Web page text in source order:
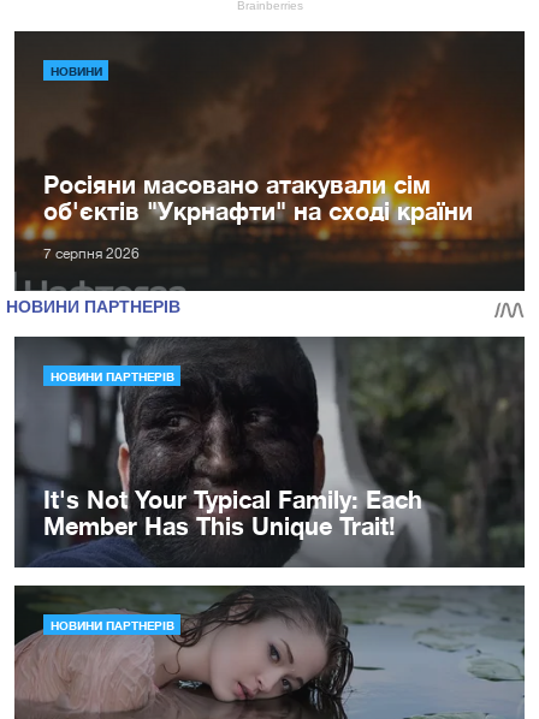
НОВИНИ
Росіяни масовано атакували сім
об'єктів "Укрнафти" на сході країни
7 серпня 2026